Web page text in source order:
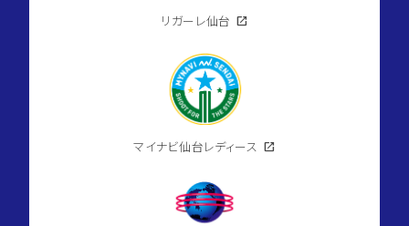
リガーレ仙台 open_in_new
マイナビ仙台レディース open_in_new